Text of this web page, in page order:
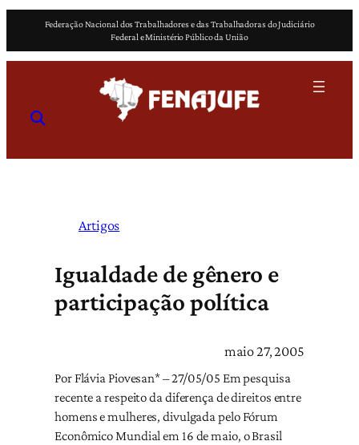
o
Federação Nacional dos Trabalhadores e das Trabalhadoras do Judiciário
Federal e Ministério Público da União
Artigos
Igualdade de gênero e
participação política
maio 27, 2005
Por Flávia Piovesan* – 27/05/05 Em pesquisa
recente a respeito da diferença de direitos entre
homens e mulheres, divulgada pelo Fórum
Econômico Mundial em 16 de maio, o Brasil